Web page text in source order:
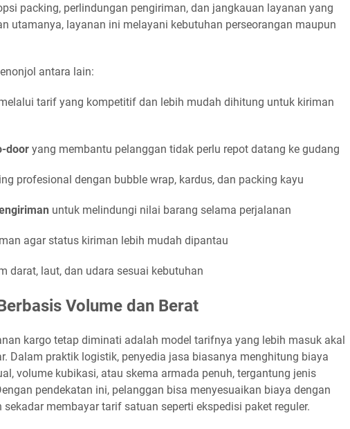
packing, perlindungan pengiriman, dan jangkauan layanan yang
utamanya, layanan ini melayani kebutuhan perseorangan maupun
antara lain:
tarif yang kompetitif dan lebih mudah dihitung untuk kiriman
door yang membantu pelanggan tidak perlu repot datang ke gudang
profesional dengan bubble wrap, kardus, dan packing kayu
untuk melindungi nilai barang selama perjalanan
agar status kiriman lebih mudah dipantau
darat, laut, dan udara sesuai kebutuhan
Volume dan Berat
kargo tetap diminati adalah model tarifnya yang lebih masuk akal
Dalam praktik logistik, penyedia jasa biasanya menghitung biaya
volume kubikasi, atau skema armada penuh, tergantung jenis
pendekatan ini, pelanggan bisa menyesuaikan biaya dengan
sekadar membayar tarif satuan seperti ekspedisi paket reguler.